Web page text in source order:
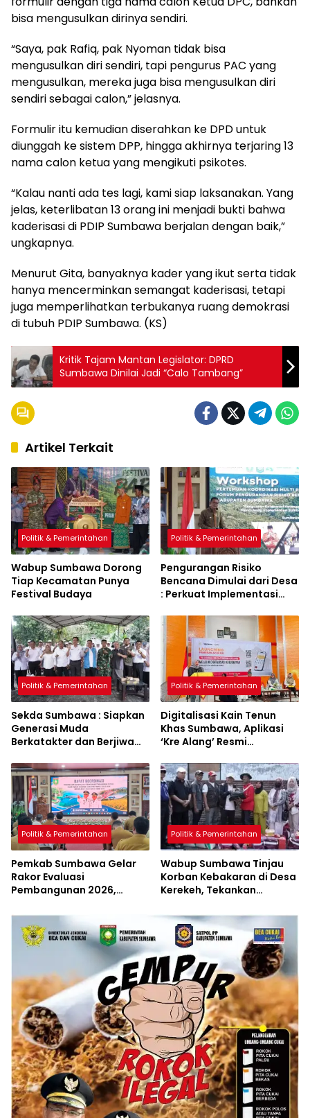
bisa mengusulkan dirinya sendiri.
“Saya, pak Rafiq, pak Nyoman tidak bisa
mengusulkan diri sendiri, tapi pengurus PAC yang
mengusulkan, mereka juga bisa mengusulkan diri
sendiri sebagai calon,” jelasnya.
Formulir itu kemudian diserahkan ke DPD untuk
diunggah ke sistem DPP, hingga akhirnya terjaring 13
nama calon ketua yang mengikuti psikotes.
“Kalau nanti ada tes lagi, kami siap laksanakan. Yang
jelas, keterlibatan 13 orang ini menjadi bukti bahwa
kaderisasi di PDIP Sumbawa berjalan dengan baik,”
ungkapnya.
Menurut Gita, banyaknya kader yang ikut serta tidak
hanya mencerminkan semangat kaderisasi, tetapi
juga memperlihatkan terbukanya ruang demokrasi
di tubuh PDIP Sumbawa. (KS)
Kritik Tajam Mantan Legislator: DPRD
Sumbawa Dinilai Jadi “Calo Tambang”
Artikel Terkait
Politik & Pemerintahan
Wabup Sumbawa Dorong
Tiap Kecamatan Punya
Festival Budaya
Politik & Pemerintahan
Pengurangan Risiko
Bencana Dimulai dari Desa
: Perkuat Implementasi
Politik & Pemerintahan
Sekda Sumbawa : Siapkan
Generasi Muda
Berkatakter dan Berjiwa
Politik & Pemerintahan
Digitalisasi Kain Tenun
Khas Sumbawa, Aplikasi
‘Kre Alang’ Resmi
Politik & Pemerintahan
Pemkab Sumbawa Gelar
Rakor Evaluasi
Pembangunan 2026,
Perubahan Resmi
Diluncurkan
Politik & Pemerintahan
Wabup Sumbawa Tinjau
Korban Kebakaran di Desa
Kerekeh, Tekankan